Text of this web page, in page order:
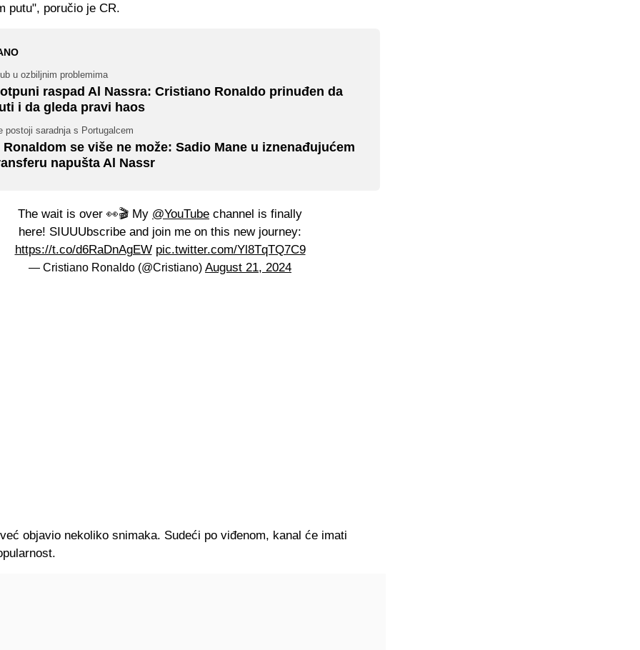
putu", poručio je CR.
u ozbiljnim problemima
raspad Al Nassra: Cristiano Ronaldo prinuđen da
i da gleda pravi haos
postoji saradnja s Portugalcem
Ronaldom se više ne može: Sadio Mane u iznenađujućem
napušta Al Nassr
The wait is over 👀🎬 My @YouTube channel is finally
here! SIUUUbscribe and join me on this new journey:
https://t.co/d6RaDnAgEW pic.twitter.com/Yl8TqTQ7C9
— Cristiano Ronaldo (@Cristiano) August 21, 2024
objavio nekoliko snimaka. Sudeći po viđenom, kanal će imati